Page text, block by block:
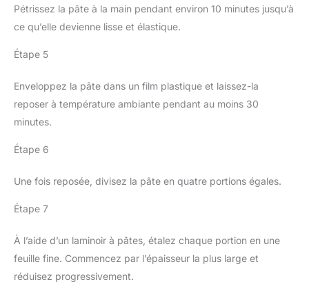
Pétrissez la pâte à la main pendant environ 10 minutes jusqu’à
ce qu’elle devienne lisse et élastique.
Étape 5
Enveloppez la pâte dans un film plastique et laissez-la
reposer à température ambiante pendant au moins 30
minutes.
Étape 6
Une fois reposée, divisez la pâte en quatre portions égales.
Étape 7
À l’aide d’un laminoir à pâtes, étalez chaque portion en une
feuille fine. Commencez par l’épaisseur la plus large et
réduisez progressivement.